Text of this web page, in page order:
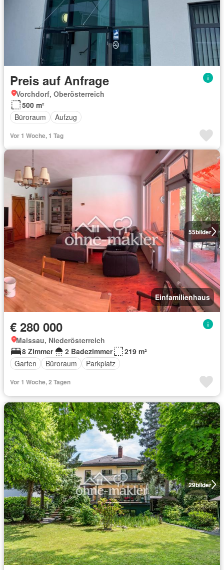
Preis auf Anfrage
Vorchdorf, Oberösterreich
500 m²
Büroraum
Aufzug
Vor 1 Woche, 1 Tag
55bilder
Einfamilienhaus
€ 280 000
Maissau, Niederösterreich
8 Zimmer
2 Badezimmer
219 m²
Garten
Büroraum Parkplatz
Vor 1 Woche, 2 Tagen
29bilder